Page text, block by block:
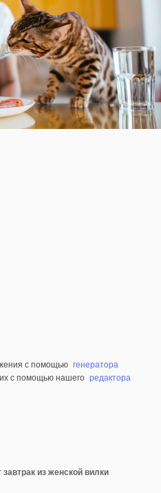
с помощью генератора
с помощью нашего редактора
из женской вилки